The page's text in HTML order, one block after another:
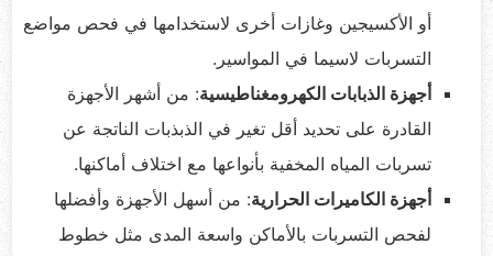
أو الأكسيجين وغازات أخرى لاستخدامها في فحص مواضع
التسربات لاسيما في المواسير.
أجهزة الذبابات الكهرومغناطيسية: من أشهر الأجهزة
القادرة على تحديد أقل تغير في الذبذبات الناتجة عن
تسربات المياه المخفية بأنواعها مع اختلاف أماكنها.
أجهزة الكاميرات الحرارية: من أسهل الأجهزة وأفضلها
لفحص التسربات بالأماكن واسعة المدى مثل خطوط